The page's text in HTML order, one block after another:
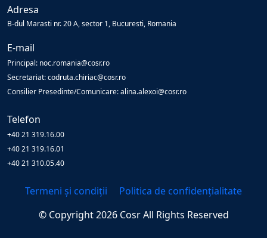
Adresa
B-dul Marasti nr. 20 A, sector 1, Bucuresti, Romania
E-mail
Principal: noc.romania@cosr.ro
Secretariat: codruta.chiriac@cosr.ro
Consilier Presedinte/Comunicare: alina.alexoi@cosr.ro
Telefon
+40 21 319.16.00
+40 21 319.16.01
+40 21 310.05.40
Termeni și condiții
Politica de confidențialitate
© Copyright2026 CosrAll Rights Reserved